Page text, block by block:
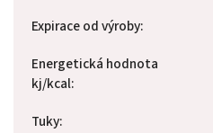
Expirace od výroby:
Energetická hodnota
kj/kcal:
Tuky: